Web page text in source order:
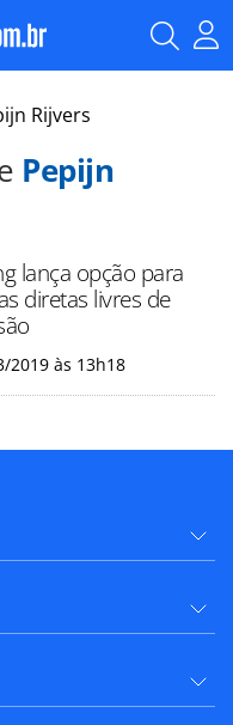
Rijvers
Pepijn
lança opção para
diretas livres de
2019 às 13h18